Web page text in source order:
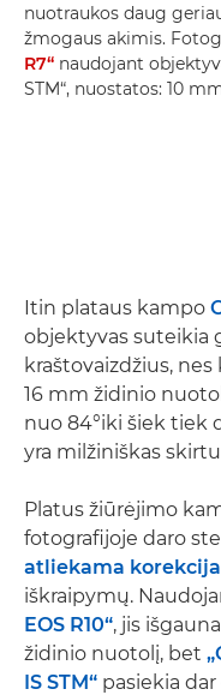
nuotraukos daug
žmogaus akimis.
R7“ naudojant
STM“, nuostatos: 10
Itin plataus kampo
objektyvas suteikia
kraštovaizdžius,
16 mm židinio
nuo 84°iki šiek tiek
yra milžiniškas
Platus žiūrėjimo
fotografijoje daro
atliekama korekcija
iškraipymų.
EOS R10“, jis
židinio nuotolį, bet
IS STM“ pasiekia